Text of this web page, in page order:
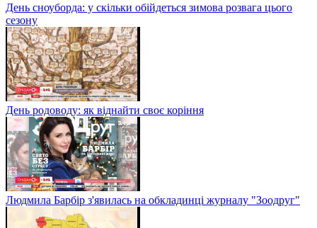
День сноуборда: у скільки обійдеться зимова розвага цього
сезону
День родоводу: як віднайти своє коріння
Людмила Барбір з'явилась на обкладинці журналу "Зоодруг"